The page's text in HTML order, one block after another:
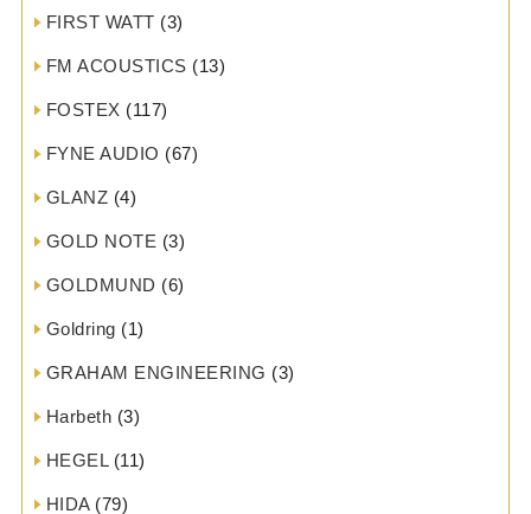
FIRST WATT (3)
FM ACOUSTICS (13)
FOSTEX (117)
FYNE AUDIO (67)
GLANZ (4)
GOLD NOTE (3)
GOLDMUND (6)
Goldring (1)
GRAHAM ENGINEERING (3)
Harbeth (3)
HEGEL(11)
HIDA(79)